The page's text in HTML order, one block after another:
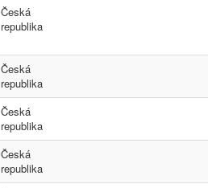
Česká
republika
Česká
republika
Česká
republika
Česká
republika